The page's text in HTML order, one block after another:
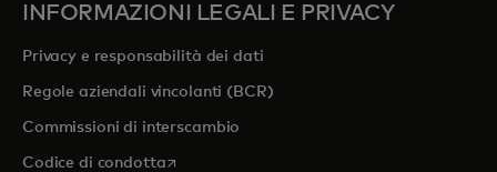
INFORMAZIONI LEGALI E PRIVACY
Privacy e responsabilità dei dati
Regole aziendali vincolanti (BCR)
Commissioni di interscambio
Codice di condottasi apre in una nuova scheda